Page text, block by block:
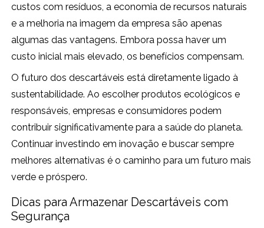
custos com resíduos, a economia de recursos naturais
e a melhoria na imagem da empresa são apenas
algumas das vantagens. Embora possa haver um
custo inicial mais elevado, os benefícios compensam.
O futuro dos descartáveis está diretamente ligado à
sustentabilidade. Ao escolher produtos ecológicos e
responsáveis, empresas e consumidores podem
contribuir significativamente para a saúde do planeta.
Continuar investindo em inovação e buscar sempre
melhores alternativas é o caminho para um futuro mais
verde e próspero.
Dicas para Armazenar Descartáveis com
Segurança